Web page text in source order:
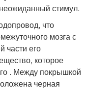
стимул.
что
мозга с
части его
которое
. Между покрышкой
черная